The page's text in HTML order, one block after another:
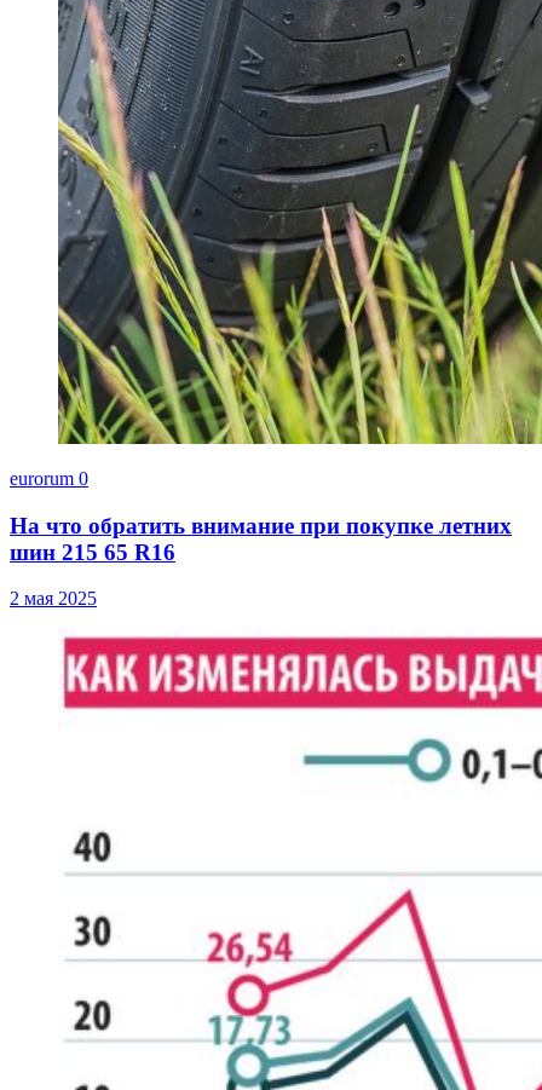
eurorum 0
На что обратить внимание при покупке летних
шин 215 65 R16
2 мая 2025